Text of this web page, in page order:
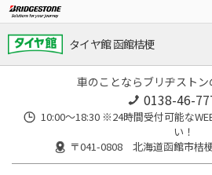
タイヤ館 函館桔梗
車のことならブリヂスト
0138-46-
10:00～18:30 ※24時間受付可能な
い！
〒041-0808 北海道函館市桔